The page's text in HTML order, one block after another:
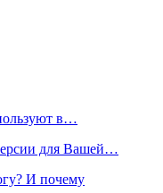
в…
для Вашей…
И почему